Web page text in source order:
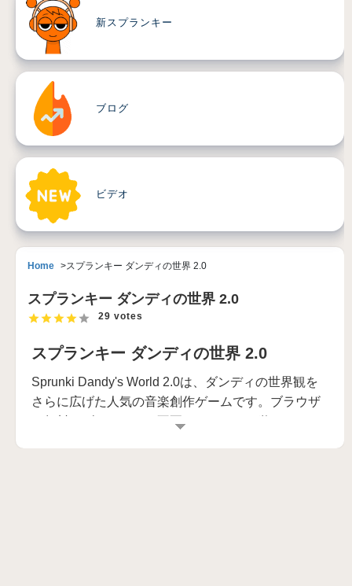
新スプランキー
ブログ
ビデオ
Home スプランキー ダンディの世界 2.0
スプランキー ダンディの世界 2.0
29 votes
スプランキー ダンディの世界 2.0
Sprunki Dandy's World 2.0は、ダンディの世界観を
さらに広げた人気の音楽創作ゲームです。ブラウザ
で無料、ダウンロード不要、スマホでも遊べるの